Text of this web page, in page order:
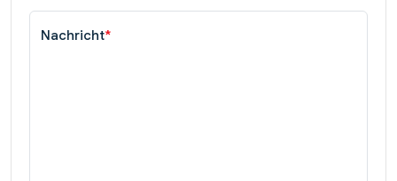
Nachricht*